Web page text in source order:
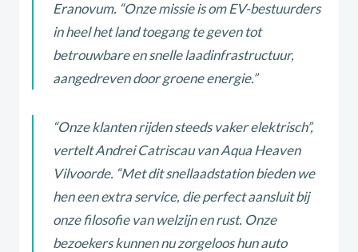
Eranovum. “Onze missie is om EV-bestuurders
in heel het land toegang te geven tot
betrouwbare en snelle laadinfrastructuur,
aangedreven door groene energie.”
“Onze klanten rijden steeds vaker elektrisch”,
vertelt Andrei Catriscau van Aqua Heaven
Vilvoorde. “Met dit snellaadstation bieden we
hen een extra service, die perfect aansluit bij
onze filosofie van welzijn en rust. Onze
bezoekers kunnen nu zorgeloos hun auto